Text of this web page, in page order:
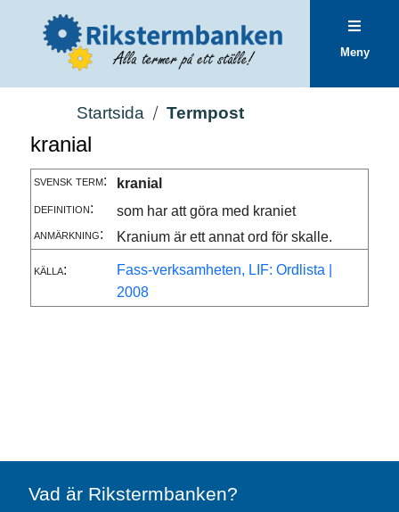
Meny
Startsida Termpost
kranial
svensk term:
kranial
definition:
som har att göra med kraniet
anmärkning:
Kranium är ett annat ord för skalle.
källa:
Fass-verksamheten, LIF: Ordlista |
2008
Vad är Rikstermbanken?